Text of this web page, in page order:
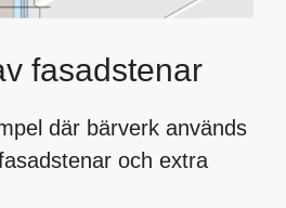
fasadstenar
där bärverk används
och extra